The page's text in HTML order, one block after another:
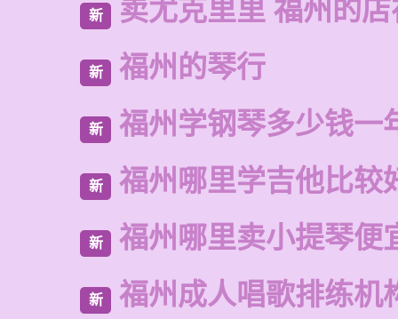
新 卖尤克里里 福州的
新 福州的琴行
新 福州学钢琴多少钱一
新 福州哪里学吉他比较
新 福州哪里卖小提琴便
新 福州成人唱歌排练机